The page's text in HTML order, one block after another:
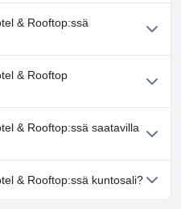
ei ole uima-allasta.
& Rooftop:ssä
ei tarjoa kylpylää.
& Rooftop
ei salli koiria.
& Rooftop:ssä saatavilla
& Rooftop tarjoaa
& Rooftop:ssä kuntosali?